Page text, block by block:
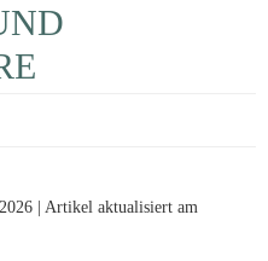
| Artikel aktualisiert am